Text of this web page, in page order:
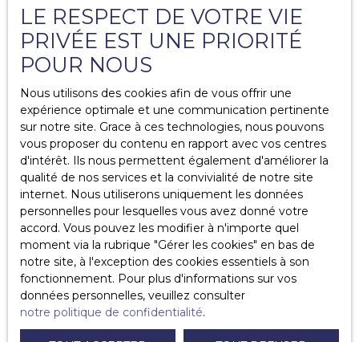
va incontestablement bénéficier d’une visibilité accrue
de son bien sur le marché immobilier et
pouvoirvendre son bien dans un
sait alors que cette pratique commerciale est
avantage triparti car tout le monde va alors trouver
son intérêt. C’est donc un bon point de pouvoir mettre
en avant cette pratique qui n’est pas forcément encore
bien connue. Elle se réalise tout de même plus souvent
pourles biens à vendre de prestige, luxe et
atypiques.
Vous avez un bien à vendre et cela vous intéresse de
passer par ce mode de fonctionnement ?
Vous pouvez nous contacter
LE RESPECT DE VOTRE VIE
PRIVÉE EST UNE PRIORITÉ
POUR NOUS
Nous utilisons des cookies afin de vous offrir une
expérience optimale et une communication pertinente
sur notre site. Grace à ces technologies, nous pouvons
vous proposer du contenu en rapport avec vos centres
d'intérêt. Ils nous permettent également d'améliorer la
qualité de nos services et la convivialité de notre site
internet. Nous utiliserons uniquement les données
personnelles pour lesquelles vous avez donné votre
accord. Vous pouvez les modifier à n'importe quel
moment via la rubrique ″Gérer les cookies″ en bas de
notre site, à l'exception des cookies essentiels à son
fonctionnement. Pour plus d'informations sur vos
données personnelles, veuillez consulter
notre politique de confidentialité.